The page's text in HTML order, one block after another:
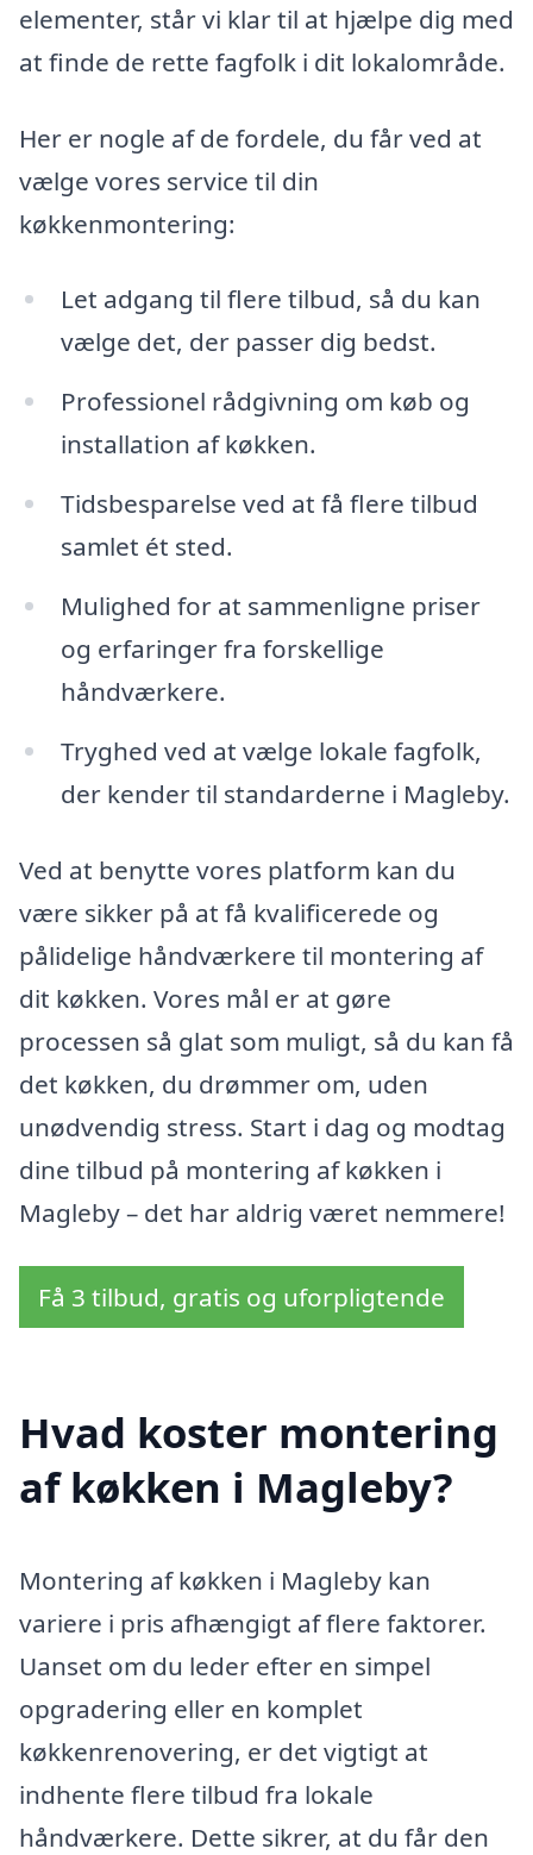
elementer, står vi klar til at hjælpe dig med
at finde de rette fagfolk i dit lokalområde.
Her er nogle af de fordele, du får ved at
vælge vores service til din
køkkenmontering:
Let adgang til flere tilbud, så du kan
vælge det, der passer dig bedst.
Professionel rådgivning om køb og
installation af køkken.
Tidsbesparelse ved at få flere tilbud
samlet ét sted.
Mulighed for at sammenligne priser
og erfaringer fra forskellige
håndværkere.
Tryghed ved at vælge lokale fagfolk,
der kender til standarderne i Magleby.
Ved at benytte vores platform kan du
være sikker på at få kvalificerede og
pålidelige håndværkere til montering af
dit køkken. Vores mål er at gøre
processen så glat som muligt, så du kan få
det køkken, du drømmer om, uden
unødvendig stress. Start i dag og modtag
dine tilbud på montering af køkken i
Magleby – det har aldrig været nemmere!
Få 3 tilbud, gratis og uforpligtende
Hvad koster montering
af køkken i Magleby?
Montering af køkken i Magleby kan
variere i pris afhængigt af flere faktorer.
Uanset om du leder efter en simpel
opgradering eller en komplet
køkkenrenovering, er det vigtigt at
indhente flere tilbud fra lokale
håndværkere. Dette sikrer, at du får den